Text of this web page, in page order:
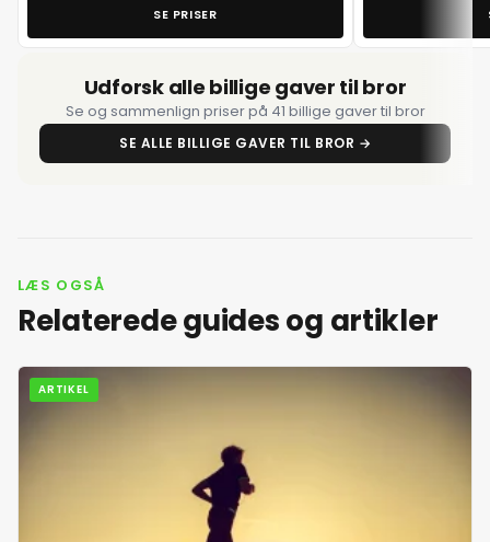
SE PRISER
Udforsk alle billige gaver til bror
Se og sammenlign priser på 41 billige gaver til bror
SE ALLE BILLIGE GAVER TIL BROR →
LÆS OGSÅ
Relaterede guides og artikler
ARTIKEL